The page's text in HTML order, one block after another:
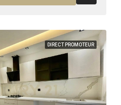
DIRECT PROMOTEUR